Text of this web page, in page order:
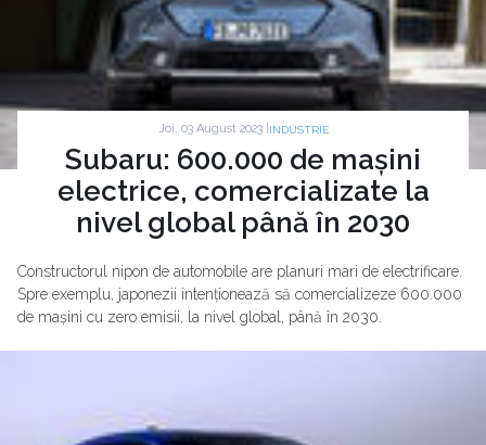
Joi, 03 August 2023 | INDUSTRIE
Subaru: 600.000 de mașini
electrice, comercializate la
nivel global până în 2030
Constructorul nipon de automobile are planuri mari de electrificare.
Spre exemplu, japonezii intenționează să comercializeze 600.000
de mașini cu zero emisii, la nivel global, până în 2030.